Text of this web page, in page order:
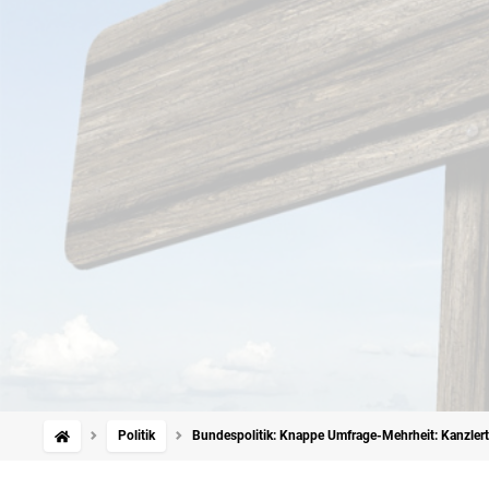
Politik Bundespolitik: Knappe Umfrage-Mehrheit: